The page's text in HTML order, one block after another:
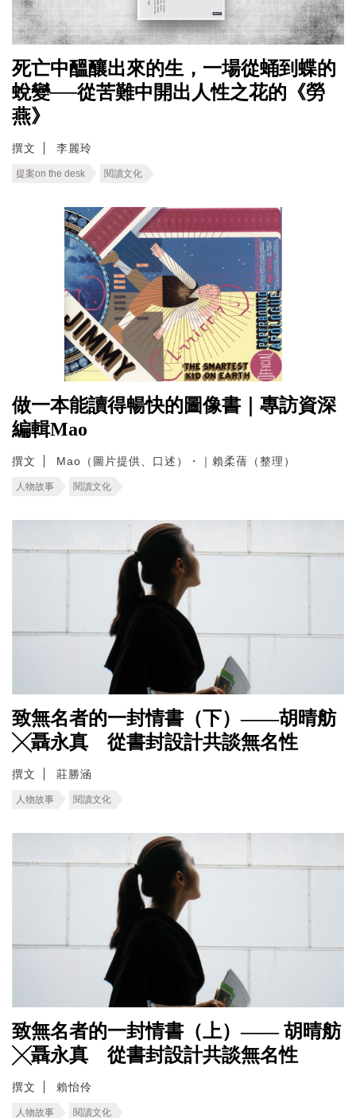
死亡中醞釀出來的生，一場從蛹到蝶的
蛻變──從苦難中開出人性之花的《勞
燕》
撰文 李麗玲
提案on the desk 閱讀文化
做一本能讀得暢快的圖像書｜專訪資深
編輯Mao
撰文 Mao（圖片提供、口述）・｜賴柔蒨（整理）
人物故事 閱讀文化
致無名者的一封情書（下）——胡晴舫
╳聶永真 從書封設計共談無名性
撰文 莊勝涵
人物故事 閱讀文化
致無名者的一封情書（上）—— 胡晴舫
╳聶永真 從書封設計共談無名性
撰文 賴怡伶
人物故事 閱讀文化